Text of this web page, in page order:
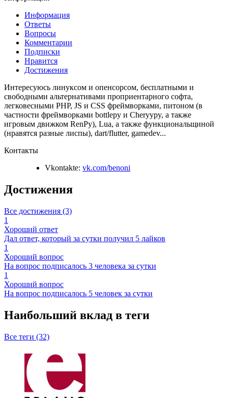
Информация
Ответы
Вопросы
Комментарии
Подписки
Нравится
Достижения
Интересуюсь линуксом и опенсорсом, бесплатными и
свободными альтернативами проприентарного софта,
легковесными PHP, JS и CSS фреймворками, питоном (в
частности фреймворками bottlepy и Cheryypy, а также
игровым движком RenPy), Lua, а также функциональщиной
(нравятся разные лиспы), dart/flutter, gamedev...
Контакты
Vkontakte: vk.com/benoni
Достижения
Все достижения (3)
1
Хороший ответ
Дал ответ, который за сутки получил 5 лайков
1
Хороший вопрос
На вопрос подписалось 3 человека за сутки
1
Хороший вопрос
На вопрос подписалось 5 человек за сутки
Наибольший вклад в теги
Все теги (32)